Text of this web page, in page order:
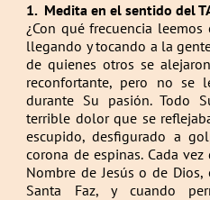
1. Medita en el sentido del
¿Con qué frecuencia
llegando y tocando a la
de quienes otros se
reconfortante, pero no se
durante Su pasión. Todo
terrible dolor que se
escupido, desfigurado a
corona de espinas. Cada
Nombre de Jesús o de
Santa Faz, y cuando